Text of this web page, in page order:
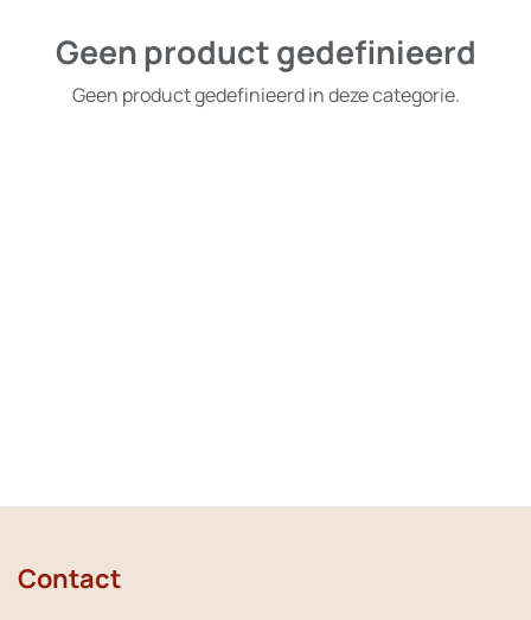
Geen product gedefinieerd
Geen product gedefinieerd in deze categorie.
Contact